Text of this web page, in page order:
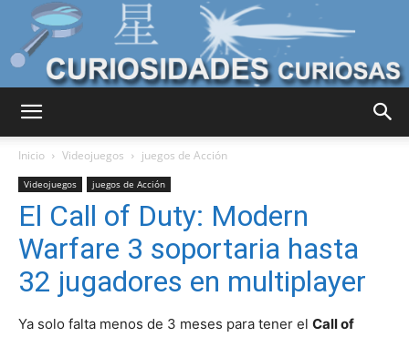
Curiosas
del
Inicio Videojuegos juegos de Acción
Videojuegos juegos de Acción
El Call of Duty: Modern
Warfare 3 soportaria hasta
32 jugadores en multiplayer
Ya solo falta menos de 3 meses para tener el Call of